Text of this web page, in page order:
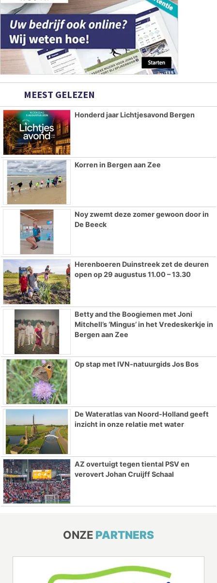
MEEST GELEZEN
Honderd jaar Lichtjesavond Bergen
Korren in Bergen aan Zee
Noy zwemt deze zomer gewoon door in
De Beeck
Herenboeren Duinstreek zet de deuren
open op 29 augustus 11.00 – 13.30
Betty and the Boogiemen met Joni
Mitchell’s ‘Mingus’ in het Vredeskerkje in
Bergen aan Zee
Op stap met IVN-natuurgids Jos Bos
De Wateratlas van Noord-Holland geeft
inzicht in onze relatie met water
AZ overtuigt tegen tiental PSV en
verovert Johan Cruijff Schaal
ONZE PARTNERS